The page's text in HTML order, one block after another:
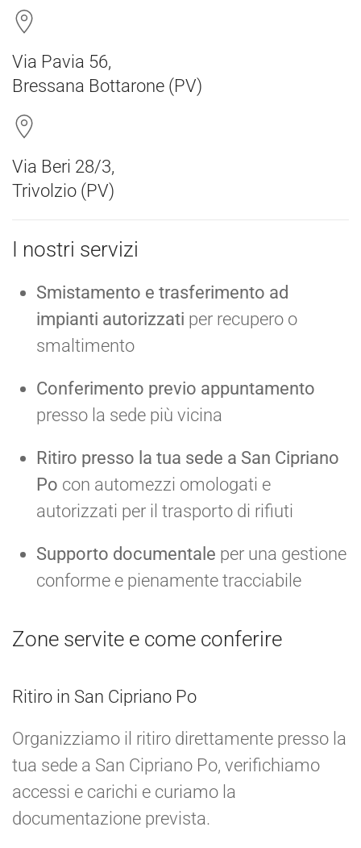
Via Pavia 56,
Bressana Bottarone (PV)
Via Beri 28/3,
Trivolzio (PV)
I nostri servizi
Smistamento e trasferimento ad
impianti autorizzati per recupero o
smaltimento
Conferimento previo appuntamento
presso la sede più vicina
Ritiro presso la tua sede a San Cipriano
Po con automezzi omologati e
autorizzati per il trasporto di rifiuti
Supporto documentale per una gestione
conforme e pienamente tracciabile
Zone servite e come conferire
Ritiro in San Cipriano Po
Organizziamo il ritiro direttamente presso la
tua sede a San Cipriano Po, verifichiamo
accessi e carichi e curiamo la
documentazione prevista.